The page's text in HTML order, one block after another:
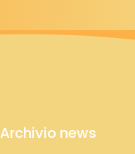
Archivio news